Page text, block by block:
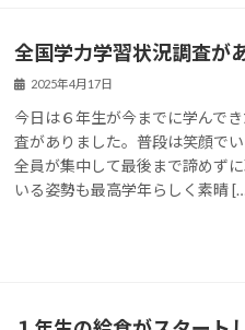
全国学力学習状況調査が
2025年4月17日
今日は６年生が今までに学んで
査がありました。普段は笑顔で
全員が集中して最後まで諦めず
いる姿勢も最高学年らしく素晴